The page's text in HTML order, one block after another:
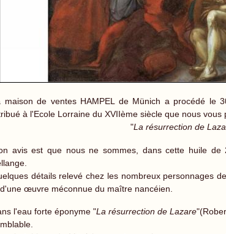
maison de ventes HAMPEL de Münich a procédé
à l'Ecole Lorraine du XVIIème siècle que nous vous
La résurrection de
avis est que nous ne sommes, dans cette huile
détails relevé chez les nombreux personnages
œuvre méconnue du maître nancéien.
l'eau forte éponyme "La résurrection de Lazare